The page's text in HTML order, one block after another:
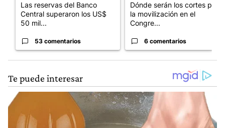
Las reservas del Banco
Central superaron los US$
50 mil...
53 comentarios
Dónde serán los cortes por
la movilización en el
Congre...
6 comentarios